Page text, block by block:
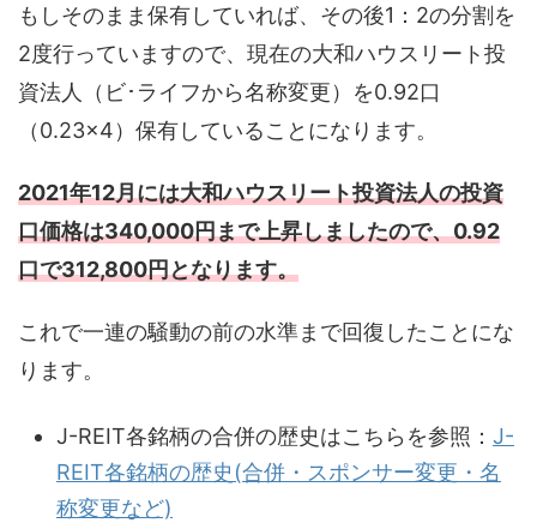
もしそのまま保有していれば、その後1：2の分割を
2度行っていますので、現在の大和ハウスリート投
資法人（ビ･ライフから名称変更）を0.92口
（0.23×4）保有していることになります。
2021年12月には大和ハウスリート投資法人の投資
口価格は340,000円まで上昇しましたので、0.92
口で312,800円となります。
これで一連の騒動の前の水準まで回復したことにな
ります。
J-REIT各銘柄の合併の歴史はこちらを参照： J-
REIT各銘柄の歴史(合併・スポンサー変更・名
称変更など)